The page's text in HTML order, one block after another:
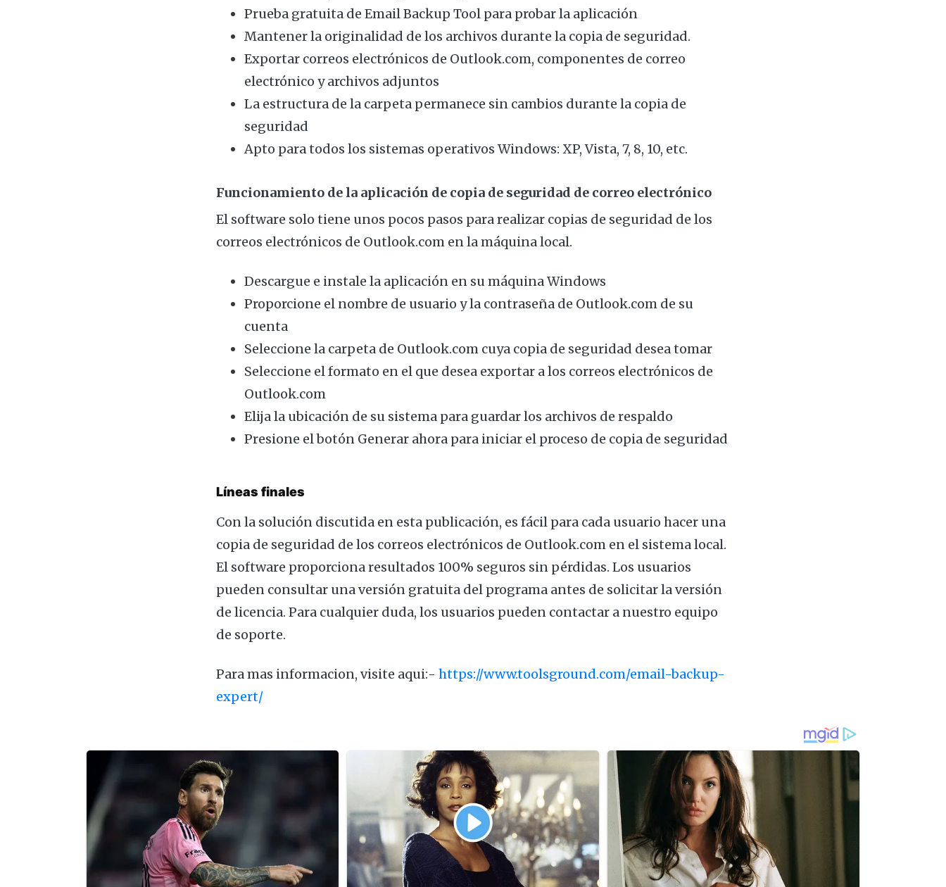
Prueba gratuita de Email Backup Tool para probar la aplicación
Mantener la originalidad de los archivos durante la copia de seguridad.
Exportar correos electrónicos de Outlook.com, componentes de correo
electrónico y archivos adjuntos
La estructura de la carpeta permanece sin cambios durante la copia de
seguridad
Apto para todos los sistemas operativos Windows: XP, Vista, 7, 8, 10, etc.
Funcionamiento de la aplicación de copia de seguridad de correo electrónico
El software solo tiene unos pocos pasos para realizar copias de seguridad de los
correos electrónicos de Outlook.com en la máquina local.
Descargue e instale la aplicación en su máquina Windows
Proporcione el nombre de usuario y la contraseña de Outlook.com de su
cuenta
Seleccione la carpeta de Outlook.com cuya copia de seguridad desea tomar
Seleccione el formato en el que desea exportar a los correos electrónicos de
Outlook.com
Elija la ubicación de su sistema para guardar los archivos de respaldo
Presione el botón Generar ahora para iniciar el proceso de copia de seguridad
Líneas finales
Con la solución discutida en esta publicación, es fácil para cada usuario hacer una
copia de seguridad de los correos electrónicos de Outlook.com en el sistema local.
El software proporciona resultados 100% seguros sin pérdidas. Los usuarios
pueden consultar una versión gratuita del programa antes de solicitar la versión
de licencia. Para cualquier duda, los usuarios pueden contactar a nuestro equipo
de soporte.
Para mas informacion, visite aqui:- https://www.toolsground.com/email-backup-
expert/